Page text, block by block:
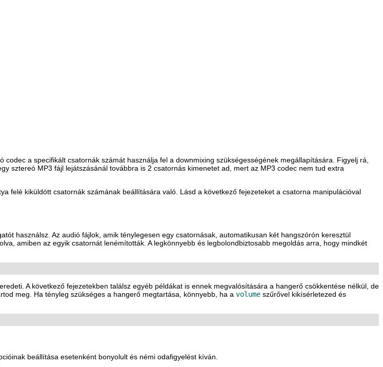
a specifikált csatornák számát használja fel a downmixing szükségességének megállapítására. Figyelj rá,
sztereó MP3 fájl lejátszásánál továbbra is 2 csatornás kimenetet ad, mert az MP3 codec nem tud extra
felé kiküldött csatornák számának beállítására való. Lásd a következő fejezeteket a csatorna manipulációval
használsz. Az audió fájlok, amik ténylegesen egy csatornásak, automatikusan két hangszórón keresztül
amiben az egyik csatornát lenémították. A legkönnyebb és legbolondbiztosabb megoldás arra, hogy mindkét
A következő fejezetekben találsz egyéb példákat is ennek megvalósítására a hangerő csökkentése nélkül, de
meg. Ha tényleg szükséges a hangerő megtartása, könnyebb, ha a volume szűrővel kikísérletezed és
beállítása esetenként bonyolult és némi odafigyelést kíván.